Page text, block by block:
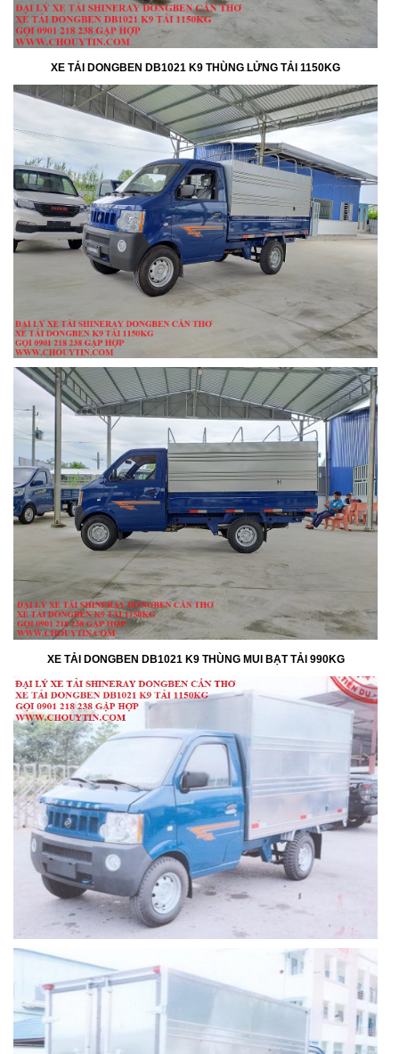
XE TẢI DONGBEN DB1021 K9 THÙNG LỬNG TẢI 1150KG
XE TẢI DONGBEN DB1021 K9 THÙNG MUI BẠT TẢI 990KG